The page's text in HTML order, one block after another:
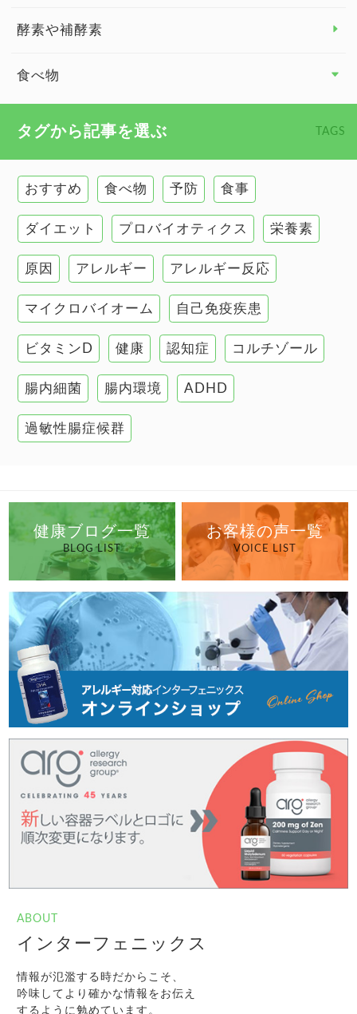
臓器と健康 トップ
慢性疲労
甲状腺
肌
肝臓の健康
腸の健康
自己免疫疾患
高血圧
酵素や補酵素
食べ物
タグから記事を選ぶ TAGS
おすすめ 食べ物 予防 食事
ダイエット プロバイオティクス 栄養素
原因 アレルギー アレルギー反応
マイクロバイオーム 自己免疫疾患
ビタミンD 健康 認知症 コルチゾール
腸内細菌 腸内環境 ADHD
過敏性腸症候群
健康ブログ一覧
BLOG LIST
お客様の声一覧
VOICE LIST
ABOUT
インターフェニックス
情報が氾濫する時だからこそ、
吟味してより確かな情報をお伝え
するように勉めています。